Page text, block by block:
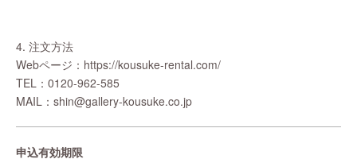
4. 注文方法
Webページ：https://kousuke-rental.com/
TEL：0120-962-585
MAIL：shin@gallery-kousuke.co.jp
申込有効期限